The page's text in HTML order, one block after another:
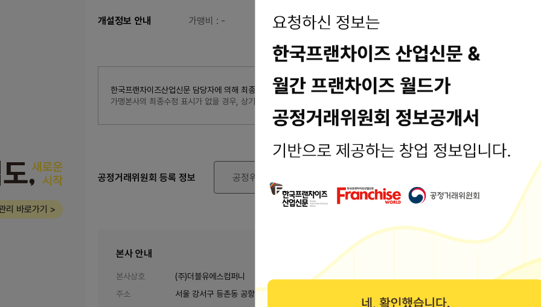
개설정보 안내 가맹비 : -
한국프랜차이즈산업신문 담당자에 의해 최종 수정된 내용입니다. 최종수정일시 : 2021-01-21 19:39:39
가맹본사의 최종수정 표시가 없을 경우, 상기 정보는 공정거래위원회 또는 브랜드 홈페이지에서 수집된 기본정보입니다.
공정거래위원회 등록 정보 공정위 정보공개서 열람
본사 안내
본사상호
(주)더블유에스컴퍼니
주소
서울 강서구 등촌동 공항대로 325 8층(에이스빌딩)
리 바로가기 >